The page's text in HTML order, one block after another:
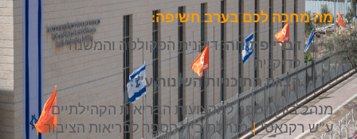
מה מחכה לכם בערב חשיפה:
דברי פתיחה: דיקנית הפקולטה והמשנה
לדיקנית
הצגת התוכניות השונות ע"י:
מנהל בית הספר למקצועות הבריאות הקהילתיים
ע”ש רקנאטי|מנהלת בית הספר לבריאות הציבור|